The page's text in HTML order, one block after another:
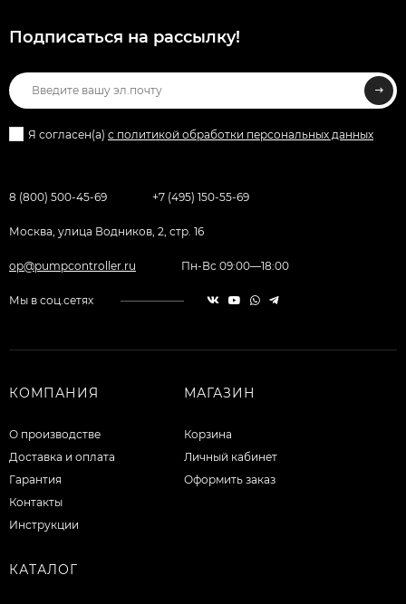
Подписаться на рассылкy!
Я согласен(a) с политикой обработки персональных данных
8 (800) 500-45-69 +7 (495) 150-55-69
Москва, улица Водников, 2, стр. 16
op@pumpcontroller.ru Пн-Вс 09:00—18:00
Мы в соц.сетях
КОМПАНИЯ
О производстве
Доставка и оплата
Гарантия
Контакты
Инструкции
МАГАЗИН
Корзина
Личный кабинет
Оформить заказ
КАТАЛОГ